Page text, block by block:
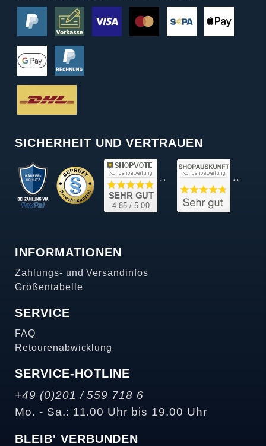
SICHERHEIT UND VERTRAUEN
** **
INFORMATIONEN
Zahlungs- und Versandinfos
Größentabelle
SERVICE
FAQ
Retourenabwicklung
SERVICE-HOTLINE
+49 (0)201 / 559 718 6
Mo. - Sa.: 11.00 Uhr bis 19.00 Uhr
BLEIB' VERBUNDEN